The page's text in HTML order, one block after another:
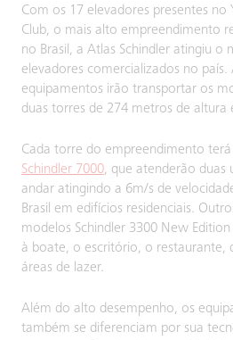
Com os 17 elevadores presentes no
Club, o mais alto empreendimento
no Brasil, a Atlas Schindler atingiu o
elevadores comercializados no país.
equipamentos irão transportar os
duas torres de 274 metros de altura
Cada torre do empreendimento
Schindler 7000, que atenderão duas
andar atingindo a 6m/s de
Brasil em edifícios residenciais.
modelos Schindler 3300 New
à boate, o escritório, o restaurante,
áreas de lazer.
Além do alto desempenho, os
também se diferenciam por sua